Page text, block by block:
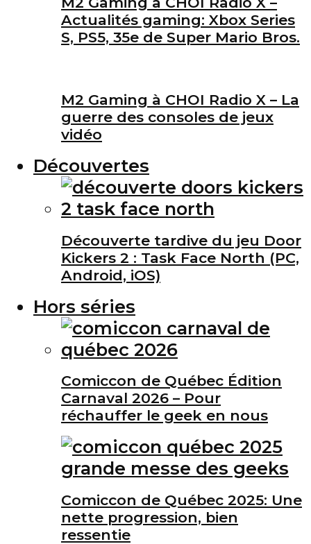
Actualités gaming: Xbox Series
S, PS5, 35e de Super Mario Bros.
M2 Gaming à CHOI Radio X – La
guerre des consoles de jeux
vidéo
Découvertes
Découverte tardive du jeu Door
Kickers 2 : Task Face North (PC,
Android, iOS)
Hors séries
Comiccon de Québec Édition
Carnaval 2026 – Pour
réchauffer le geek en nous
Comiccon de Québec 2025: Une
nette progression, bien
ressentie